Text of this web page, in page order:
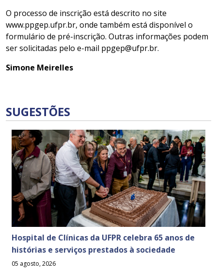
O processo de inscrição está descrito no site
www.ppgep.ufpr.br, onde também está disponível o
formulário de pré-inscrição. Outras informações podem
ser solicitadas pelo e-mail ppgep@ufpr.br.
Simone Meirelles
SUGESTÕES
Hospital de Clínicas da UFPR celebra 65 anos de
histórias e serviços prestados à sociedade
05 agosto, 2026